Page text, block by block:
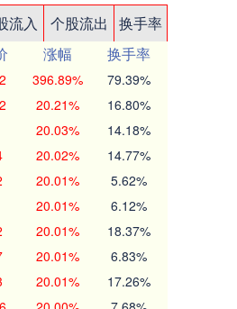
流入 个股流出
换手率
涨幅
换手率
396.89% 79.39%
20.21% 16.80%
20.03% 14.18%
20.02% 14.77%
20.01% 5.62%
20.01% 6.12%
20.01% 18.37%
20.01% 6.83%
20.01% 17.26%